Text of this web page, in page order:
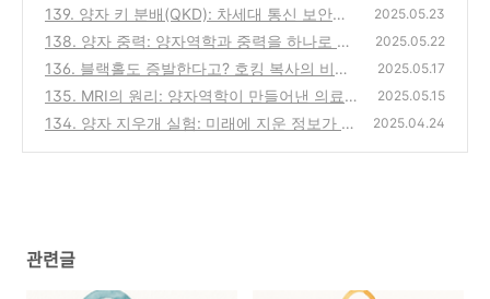
139. 양자 키 분배(QKD): 차세대 통신 보안의
원리와 응용
(0)
2025.05.23
138. 양자 중력: 양자역학과 중력을 하나로 통
합할 수 있을까?
(0)
2025.05.22
136. 블랙홀도 증발한다고? 호킹 복사의 비밀
(0)
2025.05.17
135. MRI의 원리: 양자역학이 만들어낸 의료
영상 기술
(0)
2025.05.15
134. 양자 지우개 실험: 미래에 지운 정보가 과
2025.04.24
관련글